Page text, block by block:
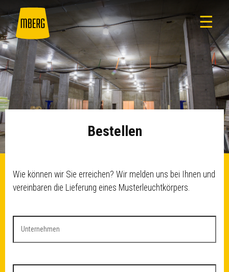
☰
Bestellen
Wie können wir Sie erreichen? Wir melden uns bei Ihnen und
vereinbaren die Lieferung eines Musterleuchtkörpers.